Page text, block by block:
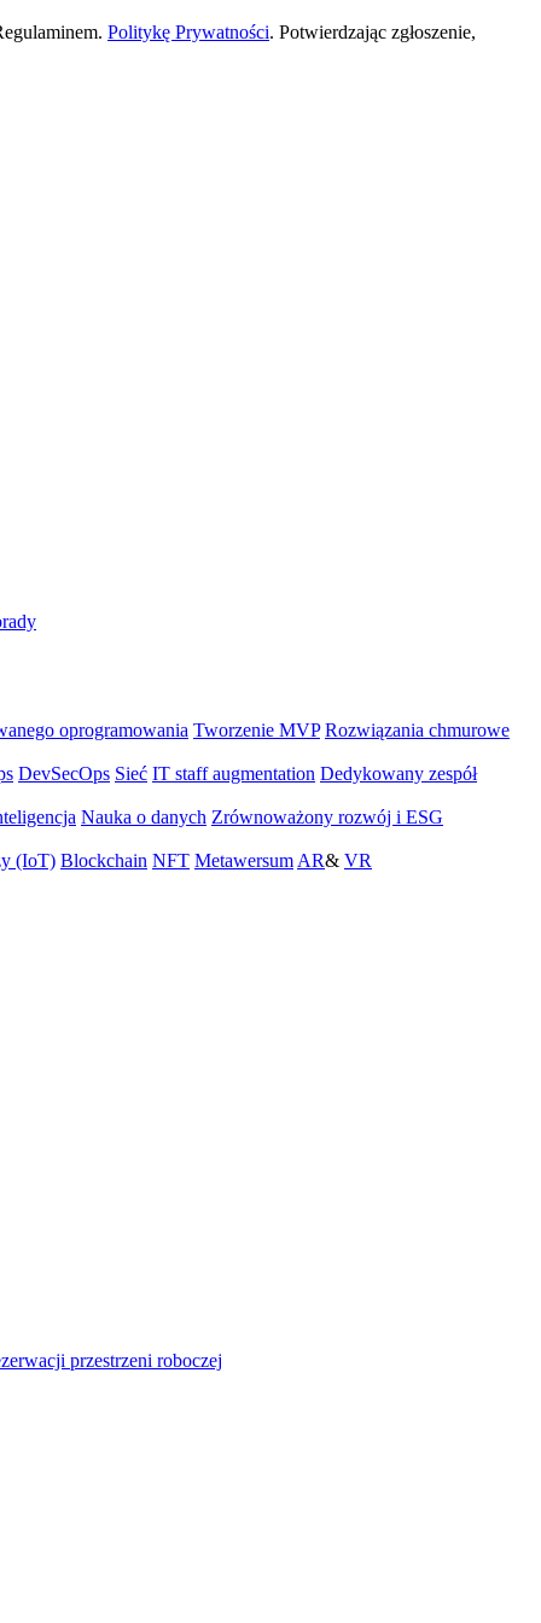
Politykę Prywatności. Potwierdzając zgłoszenie,
oprogramowania Tworzenie MVP Rozwiązania chmurowe
DevSecOps Sieć IT staff augmentation Dedykowany zespół
Nauka o danych Zrównoważony rozwój i ESG
(IoT) Blockchain NFT Metawersum AR& VR
przestrzeni roboczej